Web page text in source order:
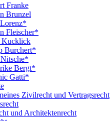
Franke
Brunzel
Fleischer*
Kucklick
Burchert*
Bergt*
Gatti*
Zivilrecht und Vertragsrecht
und Architektenrecht